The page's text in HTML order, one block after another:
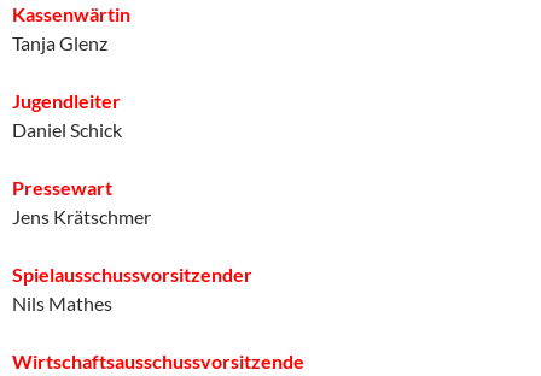
Kassenwärtin
Tanja Glenz
Jugendleiter
Daniel Schick
Pressewart
Jens Krätschmer
Spielausschussvorsitzender
Nils Mathes
Wirtschaftsausschussvorsitzende